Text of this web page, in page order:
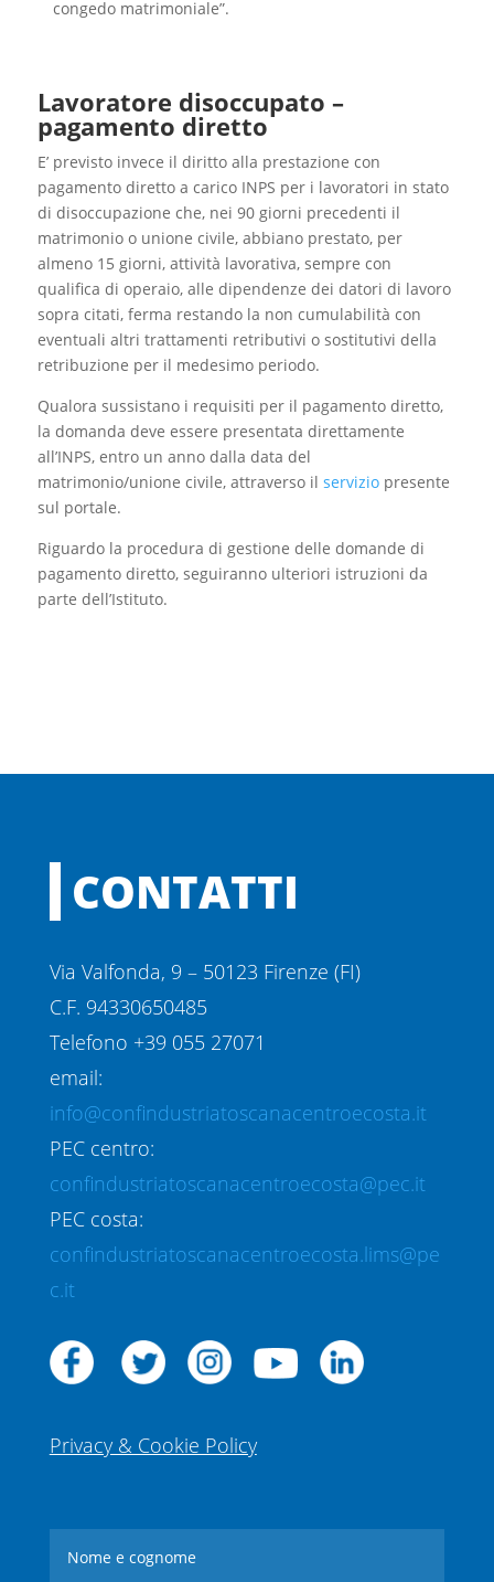
congedo matrimoniale”.
Lavoratore disoccupato –
pagamento diretto
E’ previsto invece il diritto alla prestazione con
pagamento diretto a carico INPS per i lavoratori in stato
di disoccupazione che, nei 90 giorni precedenti il
matrimonio o unione civile, abbiano prestato, per
almeno 15 giorni, attività lavorativa, sempre con
qualifica di operaio, alle dipendenze dei datori di lavoro
sopra citati, ferma restando la non cumulabilità con
eventuali altri trattamenti retributivi o sostitutivi della
retribuzione per il medesimo periodo.
Qualora sussistano i requisiti per il pagamento diretto,
la domanda deve essere presentata direttamente
all’INPS, entro un anno dalla data del
matrimonio/unione civile, attraverso il serviziopresente
sul portale.
Riguardo la procedura di gestione delle domande di
pagamento diretto, seguiranno ulteriori istruzioni da
parte dell’Istituto.
CONTATTI
Via Valfonda, 9 – 50123 Firenze (FI)
C.F. 94330650485
Telefono +39 055 27071
email:
info@confindustriatoscanacentroecosta.it
PEC centro:
confindustriatoscanacentroecosta@pec.it
PEC costa:
confindustriatoscanacentroecosta.lims@pe
c.it
Privacy & Cookie Policy